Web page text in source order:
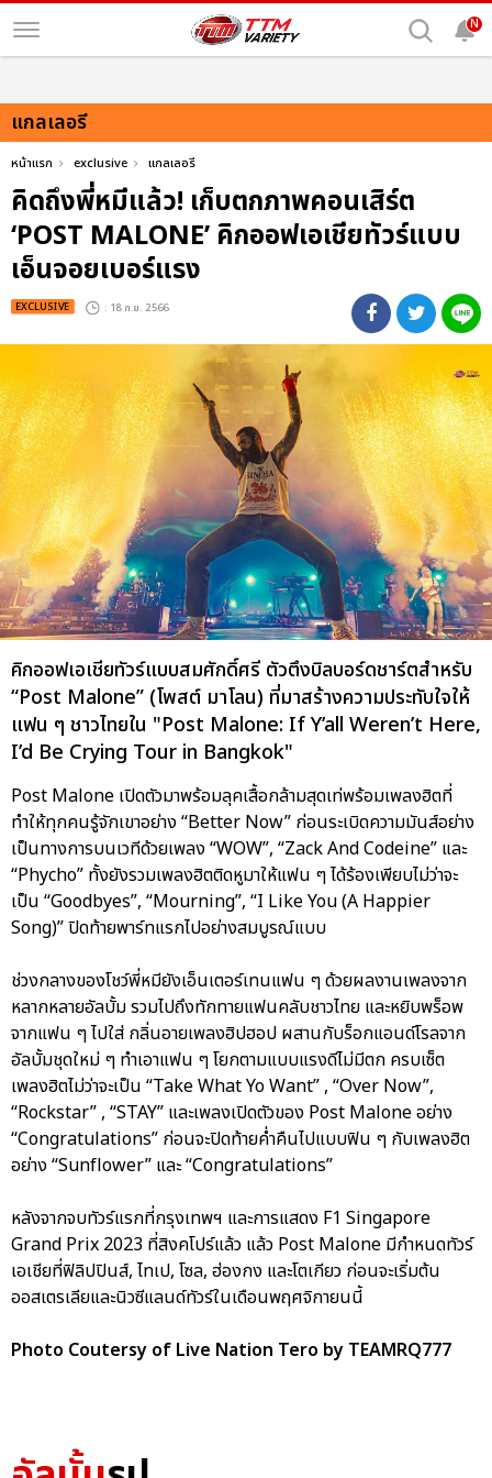
N
แกลเลอรี
หน้าแรก exclusive แกลเลอรี
คิดถึงพี่หมีแล้ว! เก็บตกภาพคอนเสิร์ต
‘POST MALONE’ คิกออฟเอเชียทัวร์แบบ
เอ็นจอยเบอร์แรง
EXCLUSIVE : 18 ก.ย. 2566
คิกออฟเอเชียทัวร์แบบสมศักดิ์ศรี ตัวตึงบิลบอร์ดชาร์ตสำหรับ
“Post Malone” (โพสต์ มาโลน) ที่มาสร้างความประทับใจให้
แฟน ๆ ชาวไทยใน "Post Malone: If Y’all Weren’t Here,
I’d Be Crying Tour in Bangkok"
Post Malone เปิดตัวมาพร้อมลุคเสื้อกล้ามสุดเท่พร้อมเพลงฮิตที่
ทำให้ทุกคนรู้จักเขาอย่าง “Better Now” ก่อนระเบิดความมันส์อย่าง
เป็นทางการบนเวทีด้วยเพลง “WOW”, “Zack And Codeine” และ
“Phycho” ทั้งยังรวมเพลงฮิตติดหูมาให้แฟน ๆ ได้ร้องเพียบไม่ว่าจะ
เป็น “Goodbyes”, “Mourning”, “I Like You (A Happier
Song)” ปิดท้ายพาร์ทแรกไปอย่างสมบูรณ์แบบ
ช่วงกลางของโชว์พี่หมียังเอ็นเตอร์เทนแฟน ๆ ด้วยผลงานเพลงจาก
หลากหลายอัลบั้ม รวมไปถึงทักทายแฟนคลับชาวไทย และหยิบพร็อพ
จากแฟน ๆ ไปใส่ กลิ่นอายเพลงฮิปฮอป ผสานกับร็อกแอนด์โรลจาก
อัลบั้มชุดใหม่ ๆ ทำเอาแฟน ๆ โยกตามแบบแรงดีไม่มีตก ครบเซ็ต
เพลงฮิตไม่ว่าจะเป็น “Take What Yo Want” , “Over Now”,
“Rockstar” , “STAY” และเพลงเปิดตัวของ Post Malone อย่าง
“Congratulations” ก่อนจะปิดท้ายค่ำคืนไปแบบฟิน ๆ กับเพลงฮิต
อย่าง “Sunflower” และ “Congratulations”
หลังจากจบทัวร์แรกที่กรุงเทพฯ และการแสดง F1 Singapore
Grand Prix 2023 ที่สิงคโปร์แล้ว แล้ว Post Malone มีกำหนดทัวร์
เอเชียที่ฟิลิปปินส์, ไทเป, โซล, ฮ่องกง และโตเกียว ก่อนจะเริ่มต้น
ออสเตรเลียและนิวซีแลนด์ทัวร์ในเดือนพฤศจิกายนนี้
Photo Coutersy of Live Nation Tero by TEAMRQ777